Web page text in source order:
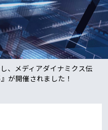
、メディアダイナミクス伝
が開催されました！